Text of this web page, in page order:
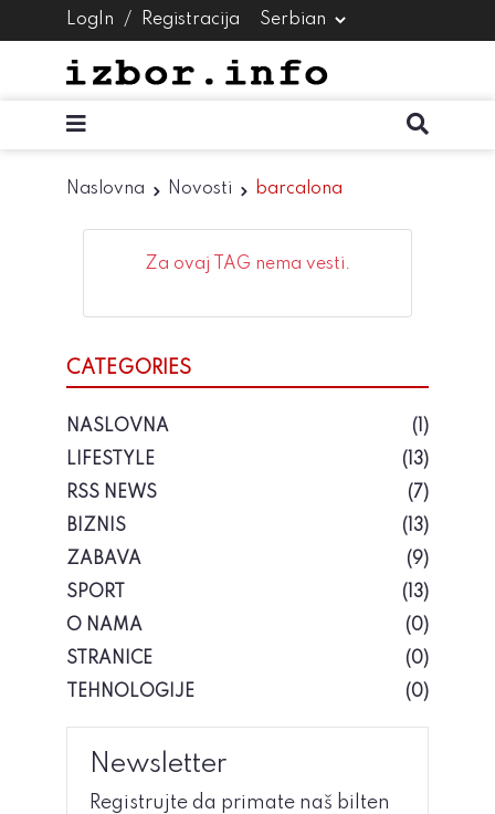
LogIn / Registracija
Naslovna Novosti barcalona
Za ovaj TAG nema vesti.
CATEGORIES
NASLOVNA
(1)
LIFESTYLE
(13)
RSS NEWS
(7)
BIZNIS
(13)
ZABAVA
(9)
SPORT
(13)
O NAMA
(0)
STRANICE
(0)
TEHNOLOGIJE
(0)
Newsletter
Registrujte da primate naš bilten